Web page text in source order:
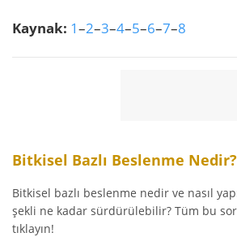
Kaynak: 1–2–3–4–5–6–7–8
Bitkisel Bazlı Beslenme Nedir?
Bitkisel bazlı beslenme nedir ve nasıl
şekli ne kadar sürdürülebilir? Tüm bu
tıklayın!